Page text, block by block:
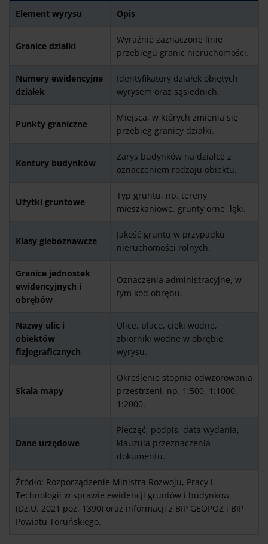
Element wyrysu Opis
Granice działki
Wyraźnie zaznaczone linie
przebiegu granic nieruchomości.
Numery ewidencyjne
działek
Identyfikatory działek objętych
wyrysem oraz sąsiednich.
Punkty graniczne
Miejsca, w których zmienia się
przebieg granicy działki.
Kontury budynków
Zarys budynków na działce z
oznaczeniem rodzaju obiektu.
Użytki gruntowe
Typ gruntu, np. tereny
mieszkaniowe, grunty orne, łąki.
Klasy gleboznawcze
Jakość gruntu w przypadku
nieruchomości rolnych.
Granice jednostek
ewidencyjnych i
obrębów
Oznaczenia administracyjne, w
tym kod obrębu.
Nazwy ulic i
obiektów
fizjograficznych
Ulice, place, cieki wodne,
zbiorniki wodne w obrębie
wyrysu.
Skala mapy
Określenie stopnia odwzorowania
przestrzeni, np. 1:500, 1:1000,
1:2000.
Dane urzędowe
Pieczęć, podpis, data wydania,
klauzula przeznaczenia
dokumentu.
Źródło: Rozporządzenie Ministra Rozwoju, Pracy i
Technologii w sprawie ewidencji gruntów i budynków
(Dz.U. 2021 poz. 1390) oraz informacji z BIP GEOPOZ i BIP
Powiatu Toruńskiego.